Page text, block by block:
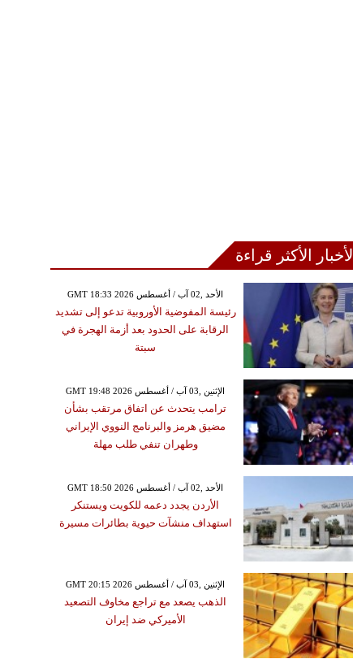
الأخبار الأكثر قراءة
GMT 18:33 2026 الأحد ,02 آب / أغسطس
رئيسة المفوضية الأوروبية تدعو إلى تشديد
الرقابة على الحدود بعد أزمة الهجرة في
سبتة
GMT 19:48 2026 الإثنين ,03 آب / أغسطس
ترامب يتحدث عن اتفاق مرتقب بشأن
مضيق هرمز والبرنامج النووي الإيراني
وطهران تنفي طلب مهلة
GMT 18:50 2026 الأحد ,02 آب / أغسطس
الأردن يجدد دعمه للكويت ويستنكر
استهداف منشآت حيوية بطائرات مسيرة
GMT 20:15 2026 الإثنين ,03 آب / أغسطس
الذهب يصعد مع تراجع مخاوف التصعيد
الأميركي ضد إيران